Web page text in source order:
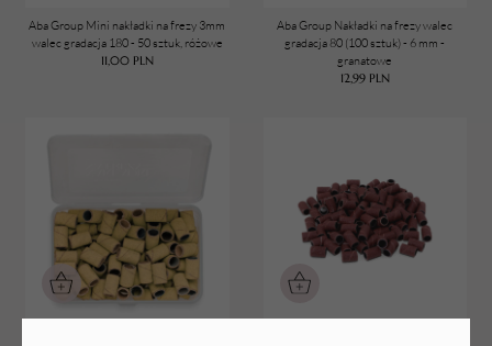
Aba Group Mini nakładki na frezy 3mm
walec gradacja 180 - 50 sztuk, różowe
11,00 PLN
Aba Group Nakładki na frezy walec
gradacja 80 (100 sztuk) - 6 mm -
granatowe
12,99 PLN